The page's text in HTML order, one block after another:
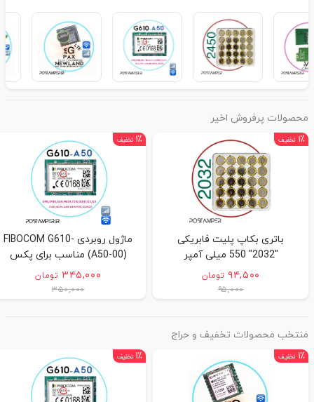
محصولات پرفروش اخیر
۱٪ تخفیف
باتری بکاپ پلیت فابریکی
"2032" 550 میلی آمپر
S90/S915/I80/I90/AF70/AF75...
۹۴,۵۰۰ تومان
۹۵,۰۰۰
۱٪ تخفیف
ماژول روبردی FIBOCOM G610-
(A50-00) مناسب برای پکس
ونیوپوز و نیولند و نکسگو "به
همراه آموزش نحوه ی نصب"
۳۴۵,۰۰۰ تومان
۳۵۰,۰۰۰
منتخب محصولات تخفیف و حراج
۱٪ تخفیف ۱٪ تخفیف